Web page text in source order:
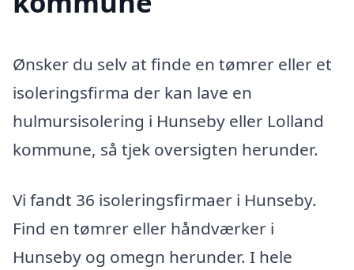
Ønsker du selv at finde en tømrer eller et
isoleringsfirma der kan lave en
hulmursisolering i Hunseby eller Lolland
kommune, så tjek oversigten herunder.
Vi fandt 36 isoleringsfirmaer i Hunseby.
Find en tømrer eller håndværker i
Hunseby og omegn herunder. I hele